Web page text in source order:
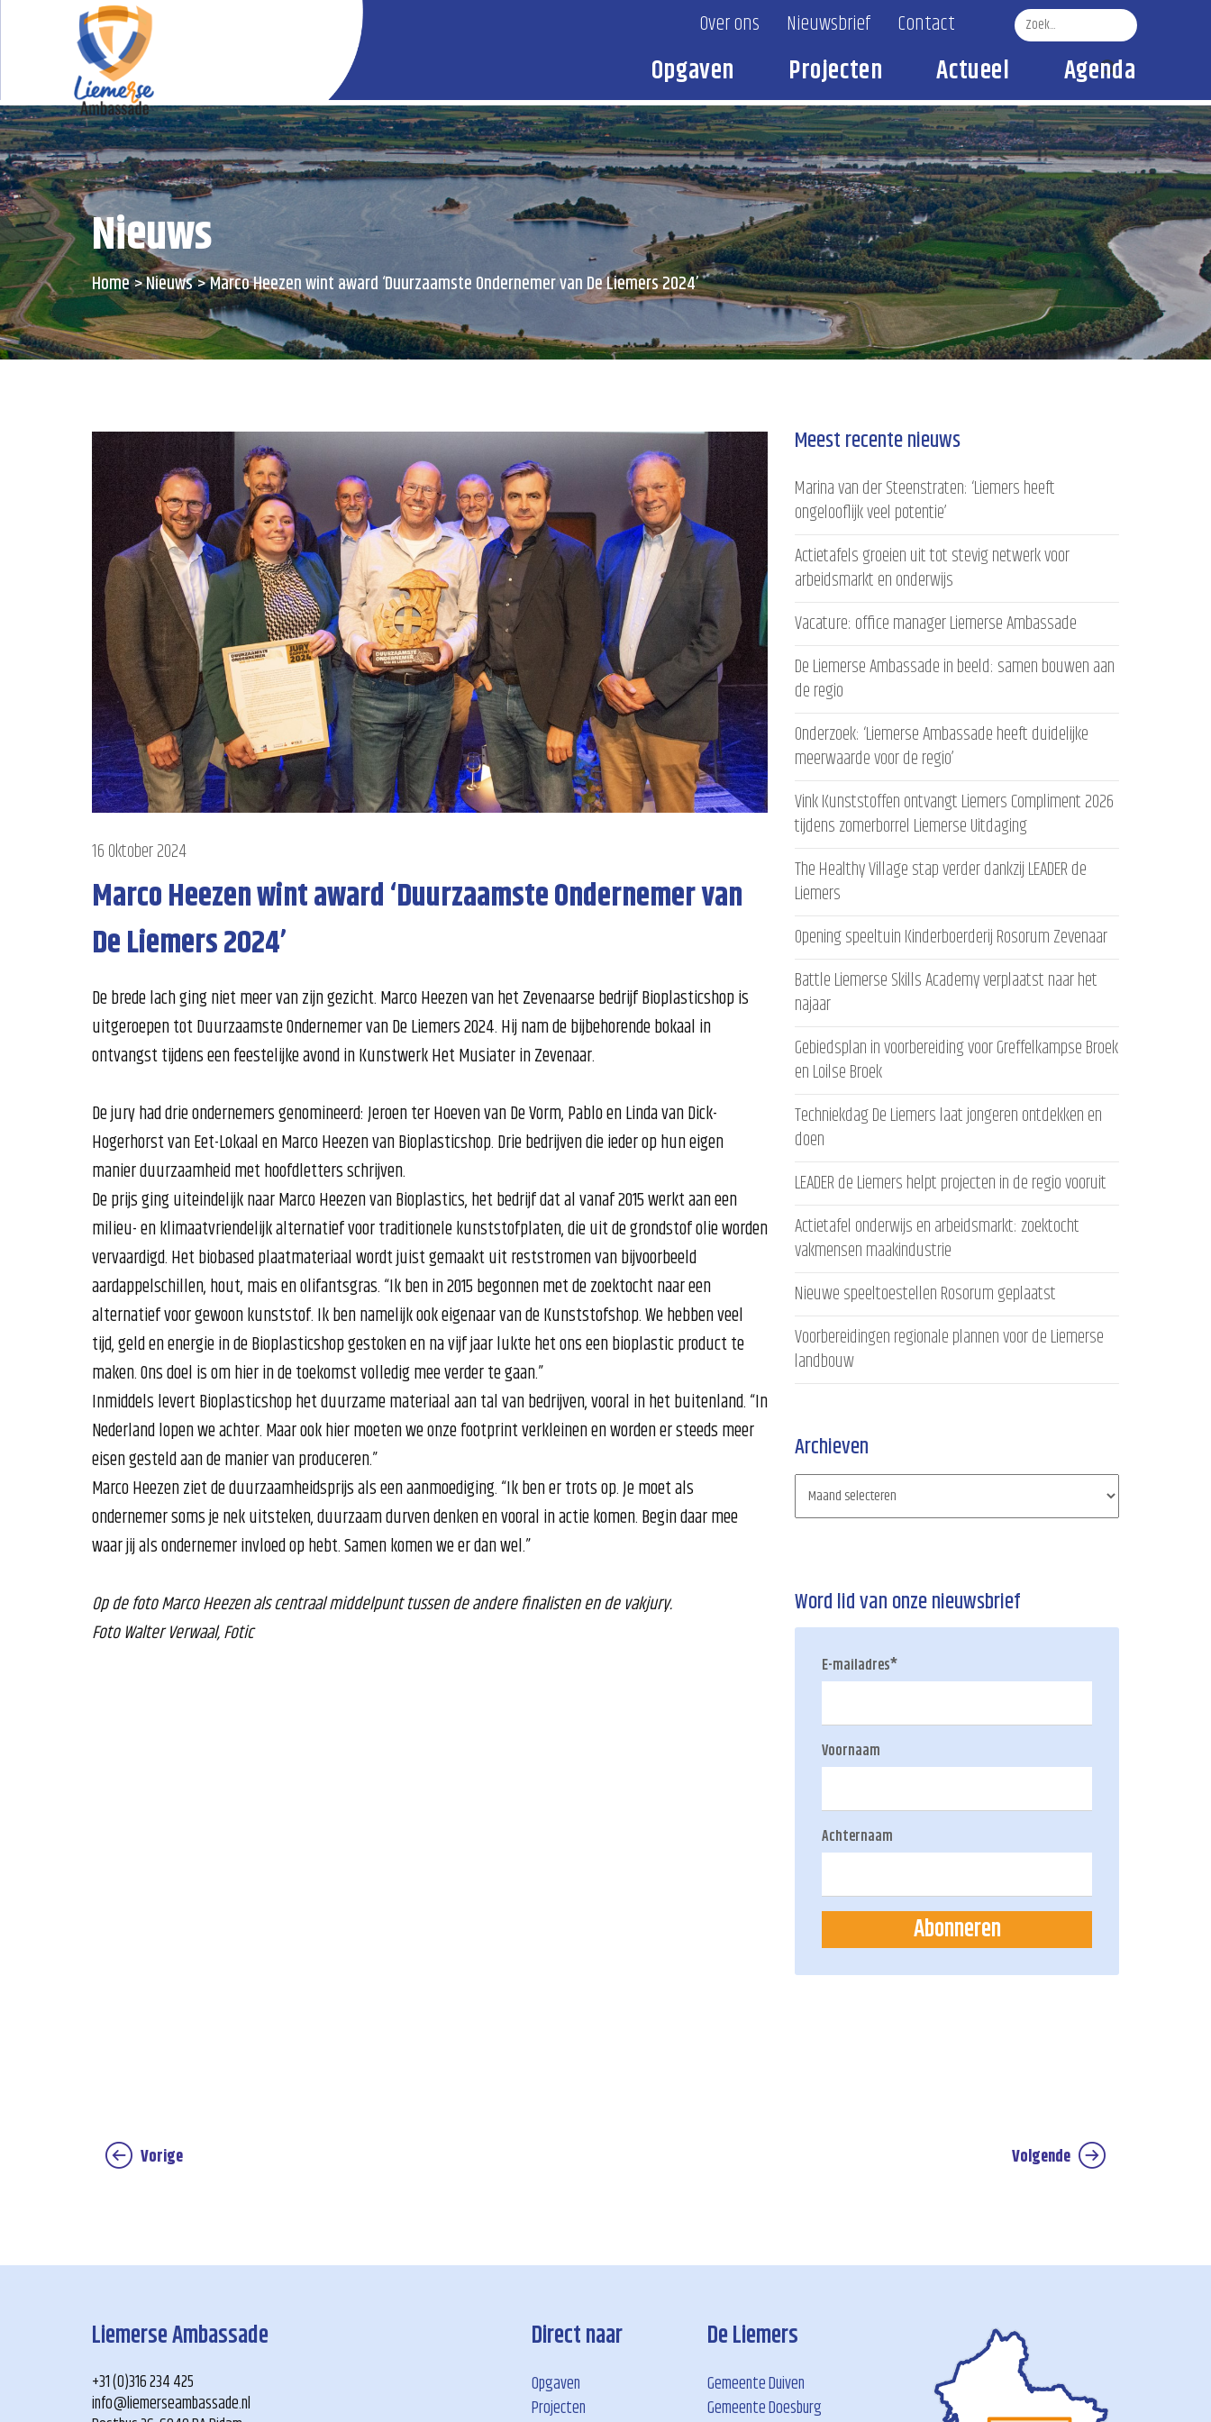
Over ons Nieuwsbrief Contact
Zoek
Opgaven Projecten Actueel Agenda
Nieuws
Home Nieuws Marco Heezen wint award ‘Duurzaamste Ondernemer van De Liemers 2024’
16 Oktober 2024
Marco Heezen wint award ‘Duurzaamste Ondernemer van
De Liemers 2024’
De brede lach ging niet meer van zijn gezicht. Marco Heezen van het Zevenaarse bedrijf Bioplasticshop is
uitgeroepen tot Duurzaamste Ondernemer van De Liemers 2024. Hij nam de bijbehorende bokaal in
ontvangst tijdens een feestelijke avond in Kunstwerk Het Musiater in Zevenaar.
De jury had drie ondernemers genomineerd: Jeroen ter Hoeven van De Vorm, Pablo en Linda van Dick-
Hogerhorst van Eet-Lokaal en Marco Heezen van Bioplasticshop. Drie bedrijven die ieder op hun eigen
manier duurzaamheid met hoofdletters schrijven.
De prijs ging uiteindelijk naar Marco Heezen van Bioplastics, het bedrijf dat al vanaf 2015 werkt aan een
milieu- en klimaatvriendelijk alternatief voor traditionele kunststofplaten, die uit de grondstof olie worden
vervaardigd. Het biobased plaatmateriaal wordt juist gemaakt uit reststromen van bijvoorbeeld
aardappelschillen, hout, mais en olifantsgras. “Ik ben in 2015 begonnen met de zoektocht naar een
alternatief voor gewoon kunststof. Ik ben namelijk ook eigenaar van de Kunststofshop. We hebben veel
tijd, geld en energie in de Bioplasticshop gestoken en na vijf jaar lukte het ons een bioplastic product te
maken. Ons doel is om hier in de toekomst volledig mee verder te gaan.”
Inmiddels levert Bioplasticshop het duurzame materiaal aan tal van bedrijven, vooral in het buitenland. “In
Nederland lopen we achter. Maar ook hier moeten we onze footprint verkleinen en worden er steeds meer
eisen gesteld aan de manier van produceren.”
Marco Heezen ziet de duurzaamheidsprijs als een aanmoediging. “Ik ben er trots op. Je moet als
ondernemer soms je nek uitsteken, duurzaam durven denken en vooral in actie komen. Begin daar mee
waar jij als ondernemer invloed op hebt. Samen komen we er dan wel.”
Op de foto Marco Heezen als centraal middelpunt tussen de andere finalisten en de vakjury.
Foto Walter Verwaal, Fotic
Meest recente nieuws
Marina van der Steenstraten: ‘Liemers heeft
ongelooflijk veel potentie’
Actietafels groeien uit tot stevig netwerk voor
arbeidsmarkt en onderwijs
Vacature: office manager Liemerse Ambassade
De Liemerse Ambassade in beeld: samen bouwen aan
de regio
Onderzoek: ‘Liemerse Ambassade heeft duidelijke
meerwaarde voor de regio’
Vink Kunststoffen ontvangt Liemers Compliment 2026
tijdens zomerborrel Liemerse Uitdaging
The Healthy Village stap verder dankzij LEADER de
Liemers
Opening speeltuin Kinderboerderij Rosorum Zevenaar
Battle Liemerse Skills Academy verplaatst naar het
najaar
Gebiedsplan in voorbereiding voor Greffelkampse Broek
en Loilse Broek
Techniekdag De Liemers laat jongeren ontdekken en
doen
LEADER de Liemers helpt projecten in de regio vooruit
Actietafel onderwijs en arbeidsmarkt: zoektocht
vakmensen maakindustrie
Nieuwe speeltoestellen Rosorum geplaatst
Voorbereidingen regionale plannen voor de Liemerse
landbouw
Archieven
Word lid van onze nieuwsbrief
E-mailadres*
Voornaam
Achternaam
Abonneren
Vorige Volgende
Liemerse Ambassade
+31 (0)316 234 425
info@liemerseambassade.nl
Direct naar
Opgaven
Projecten
De Liemers
Gemeente Duiven
Gemeente Doesburg